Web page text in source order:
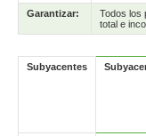
Garantizar:
Todos los
total e
Subyacentes